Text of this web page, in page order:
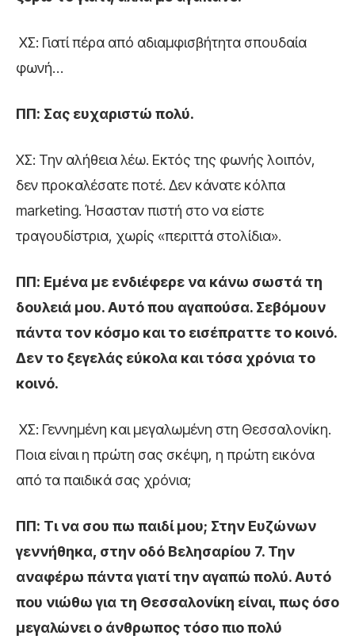
ΧΣ: Γιατί πέρα από αδιαμφισβήτητα σπουδαία
φωνή…
ΠΠ: Σας ευχαριστώ πολύ.
ΧΣ: Την αλήθεια λέω. Εκτός της φωνής λοιπόν,
δεν προκαλέσατε ποτέ. Δεν κάνατε κόλπα
marketing. Ήσασταν πιστή στο να είστε
τραγουδίστρια, χωρίς «περιττά στολίδια».
ΠΠ: Εμένα με ενδιέφερε να κάνω σωστά τη
δουλειά μου. Αυτό που αγαπούσα. Σεβόμουν
πάντα τον κόσμο και το εισέπραττε το κοινό.
Δεν το ξεγελάς εύκολα και τόσα χρόνια το
κοινό.
ΧΣ: Γεννημένη και μεγαλωμένη στη Θεσσαλονίκη.
Ποια είναι η πρώτη σας σκέψη, η πρώτη εικόνα
από τα παιδικά σας χρόνια;
ΠΠ: Τι να σου πω παιδί μου; Στην Ευζώνων
γεννήθηκα, στην οδό Βελησαρίου 7. Την
αναφέρω πάντα γιατί την αγαπώ πολύ. Αυτό
που νιώθω για τη Θεσσαλονίκη είναι, πως όσο
μεγαλώνει ο άνθρωπος τόσο πιο πολύ